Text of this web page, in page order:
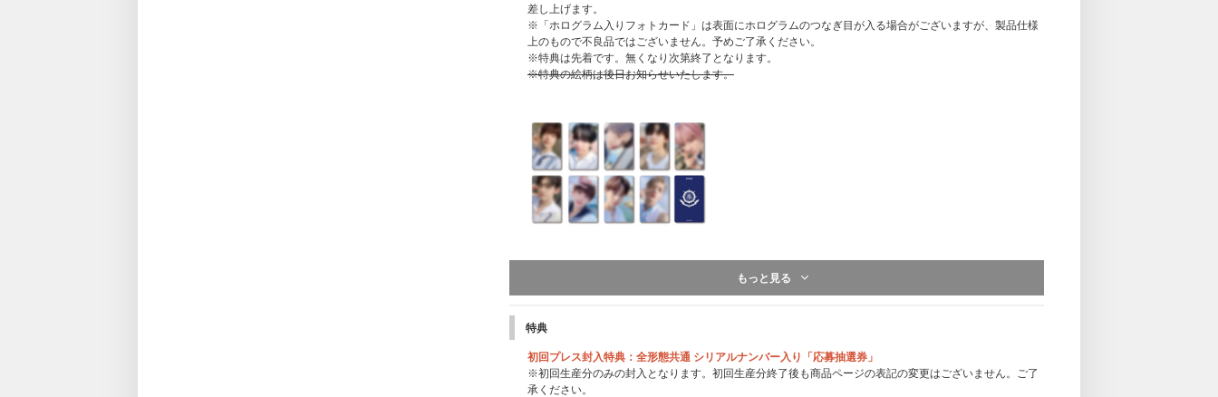
差し上げます。
※「ホログラム入りフォトカード」は表面にホログラムのつなぎ目が入る場合がございますが、製品仕様
上のもので不良品ではございません。予めご了承ください。
※特典は先着です。無くなり次第終了となります。
※特典の絵柄は後日お知らせいたします。
もっと見る
特典
初回プレス封入特典：全形態共通 シリアルナンバー入り「応募抽選券」
※初回生産分のみの封入となります。初回生産分終了後も商品ページの表記の変更はございません。ご了
承ください。